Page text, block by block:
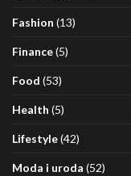
Fashion (13)
Finance(5)
Food (53)
Health (5)
Lifestyle(42)
Moda i uroda (52)